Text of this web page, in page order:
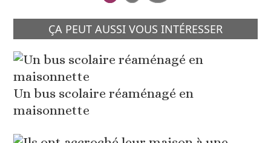
ÇA PEUT AUSSI VOUS INTÉRESSER
Un bus scolaire réaménagé en
maisonnette